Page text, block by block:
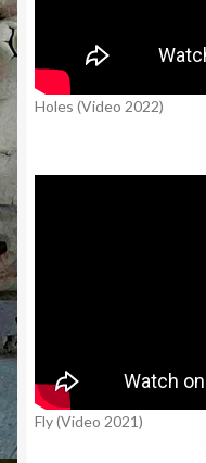
Holes (Video 2022)
Fly (Video 2021)